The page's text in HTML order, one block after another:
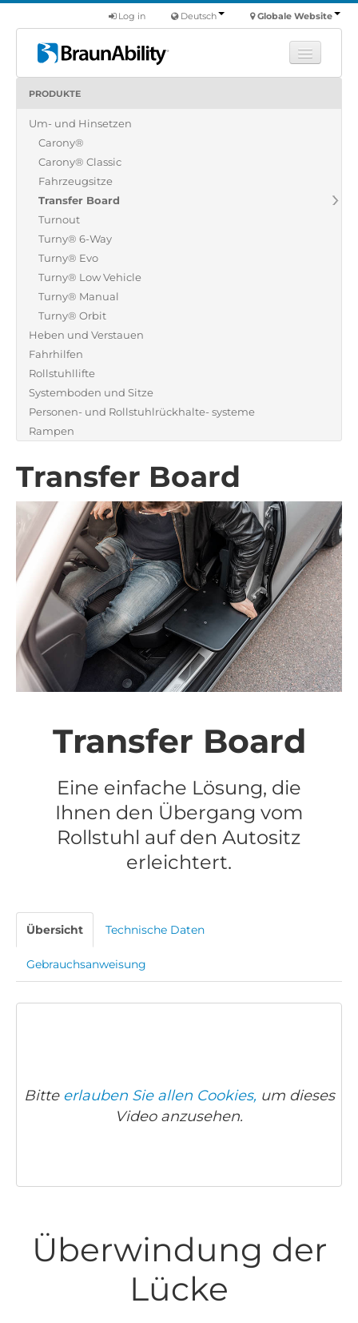
Globale Website
Deutsch
Log in
Produkte
Nutzfahrzeuge
Über uns
Finde einen Händler
PRODUKTE
Um- und Hinsetzen
Carony®
Carony® Classic
Fahrzeugsitze
Transfer Board
Turnout
Turny® 6-Way
Turny® Evo
Turny® Low Vehicle
Turny® Manual
Turny® Orbit
Heben und Verstauen
Fahrhilfen
Rollstuhllifte
Systemboden und Sitze
Personen- und Rollstuhlrückhalte- systeme
Rampen
Transfer Board
Transfer Board
Eine einfache Lösung, die
Ihnen den Übergang vom
Rollstuhl auf den Autositz
erleichtert.
Übersicht Technische Daten
Gebrauchsanweisung
Bitte erlauben Sie allen Cookies, um dieses
Video anzusehen.
Überwindung der
Lücke